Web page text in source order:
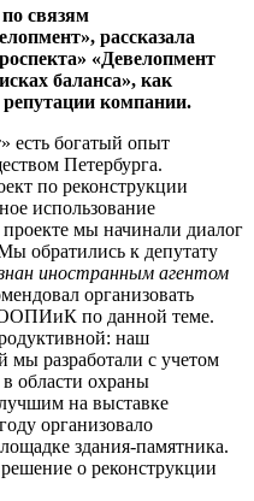
связям
рассказала
«Девелопмент
баланса», как
репутации компании.
есть богатый опыт
Петербурга.
по реконструкции
использование
мы начинали диалог
обратились к депутату
иностранным агентом
организовать
по данной теме.
наш
мы разработали с учетом
области охраны
на выставке
организовало
здания-памятника.
о реконструкции